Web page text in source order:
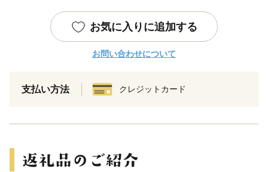
お気に入りに追加する
お問い合わせについて
支払い方法 クレジットカード